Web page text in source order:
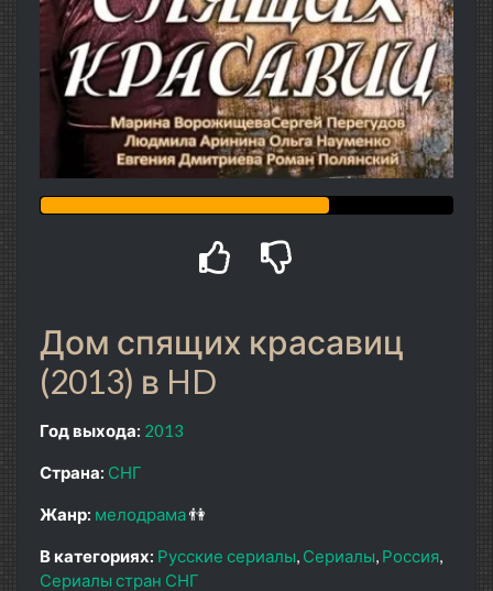
Дом спящих красавиц
(2013) в HD
Год выхода: 2013
Страна: СНГ
Жанр: мелодрама👫
В категориях: Русские сериалы Сериалы Россия
Сериалы стран СНГ